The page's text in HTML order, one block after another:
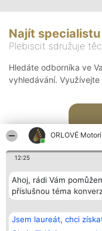
ORLOVÉ
12:25
Ahoj, rádi Vám
příslušnou téma
Jsem laureát, chci
Najít specialistu
Plebiscit sdružuje
Hledáte odborníka ve
vyhledávání.
Bright Side Solutions sp. z o.
o. sp. k.
ul. Ruska 22